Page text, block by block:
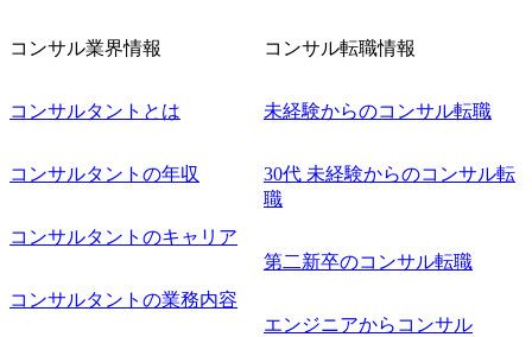
できる機会ですので、ぜひご参加ください。 当日はXspear
名参加する予定です！ ●費用 : 無料 虎ノ門ヒルズ付近 ※詳
している方
コンサル業界情報
コンサルタントとは
コンサルタントの年収
コンサルタントのキャリア
コンサルタントの業務内容
コンサル転職情報
未経験からのコンサル転職
30代 未経験からのコンサル転
職
第二新卒のコンサル転職
エンジニアからコンサル